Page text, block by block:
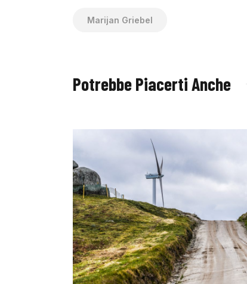
Marijan Griebel
Potrebbe Piacerti Anche